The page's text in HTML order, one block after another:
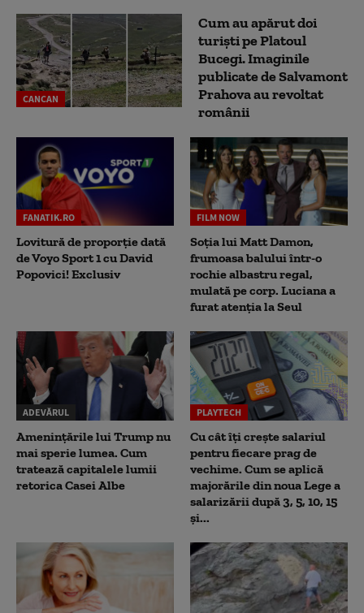
CANCAN
Cum au apărut doi
turiști pe Platoul
Bucegi. Imaginile
publicate de Salvamont
Prahova au revoltat
românii
FANATIK.RO
Lovitură de proporție dată
de Voyo Sport 1 cu David
Popovici! Exclusiv
FILM NOW
Soția lui Matt Damon,
frumoasa balului într-o
rochie albastru regal,
mulată pe corp. Luciana a
furat atenția la Seul
ADEVĂRUL
Amenințările lui Trump nu
mai sperie lumea. Cum
tratează capitalele lumii
retorica Casei Albe
PLAYTECH
Cu cât îți crește salariul
pentru fiecare prag de
vechime. Cum se aplică
majorările din noua Lege a
salarizării după 3, 5, 10, 15
și...